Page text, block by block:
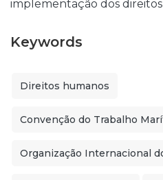
implementação dos
Keywords
Direitos humanos
Convenção do Trabalho
Organização Internacional